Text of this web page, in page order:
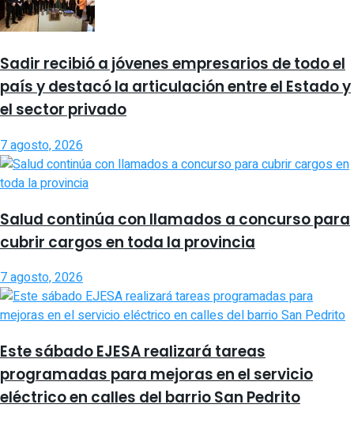
Sadir recibió a jóvenes empresarios de todo el
país y destacó la articulación entre el Estado y
el sector privado
7 agosto, 2026
Salud continúa con llamados a concurso para
cubrir cargos en toda la provincia
7 agosto, 2026
Este sábado EJESA realizará tareas
programadas para mejoras en el servicio
eléctrico en calles del barrio San Pedrito